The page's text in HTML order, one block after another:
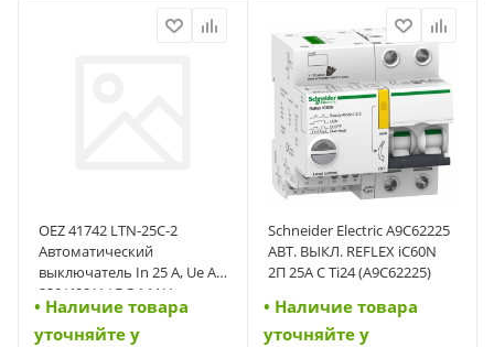
OEZ 41742 LTN-25C-2
Автоматический
выключатель In 25 A, Ue AC
230/400 V / DC 144 V,
характеристика C, 2-полюс,
Icn 10 kA (41742)
• Наличие товара
уточняйте у
Schneider Electric A9C62225
АВТ. ВЫКЛ. REFLEX iC60N
2П 25A C Ti24 (A9C62225)
• Наличие товара
уточняйте у